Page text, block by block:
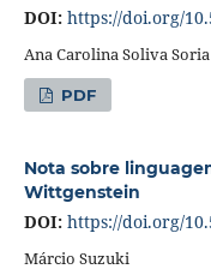
DOI: https://doi.org/
Ana Carolina Soliva Soria
PDF
Nota sobre
Wittgenstein
DOI: https://doi.org/
Márcio Suzuki